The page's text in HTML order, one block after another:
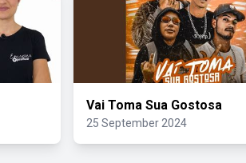
Vai Toma Sua Gostosa
25 September 2024